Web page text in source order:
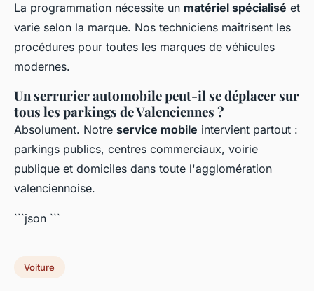
La programmation nécessite un matériel spécialisé et
varie selon la marque. Nos techniciens maîtrisent les
procédures pour toutes les marques de véhicules
modernes.
Un serrurier automobile peut-il se déplacer sur
tous les parkings de Valenciennes ?
Absolument. Notre service mobile intervient partout :
parkings publics, centres commerciaux, voirie
publique et domiciles dans toute l'agglomération
valenciennoise.
```json ```
Voiture